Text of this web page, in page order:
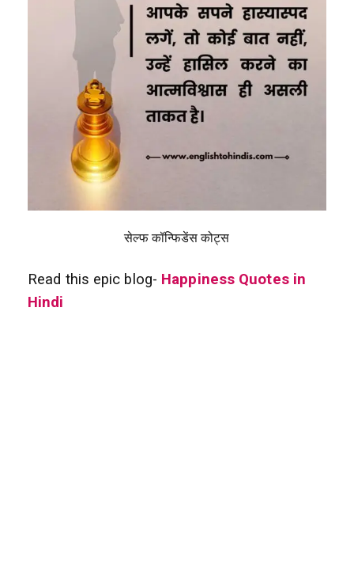
सेल्फ कॉन्फिडेंस कोट्स
Read this epic blog- Happiness Quotes in
Hindi